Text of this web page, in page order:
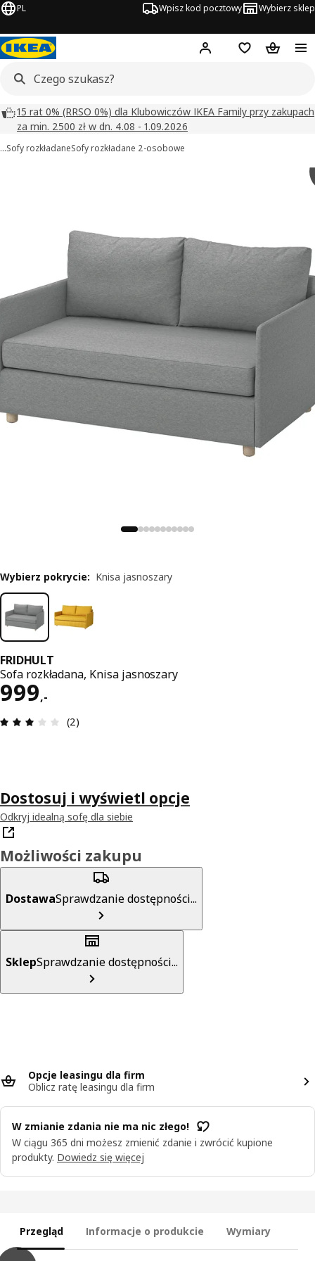
PL Wpisz kod pocztowy Wybierz sklep
Hej! Zaloguj się
Lista zakupowa
Koszyk
15 rat 0% (RRSO 0%) dla Klubowiczów IKEA Family przy zakupach
za min. 2500 zł w dn. 4.08 - 1.09.2026
…Sofy rozkładaneSofy rozkładane 2-osobowe
FRIDHULT
Sofa rozkładana, Knisa jasnoszary
999,-
Cena 999,-
Opinia: 3 na 5 gwiazdki. Recenzje ogółem: 2
(2)
Wybierz pokrycie: Knisa jasnoszary
Dostosuj i wyświetl opcje
Odkryj idealną sofę dla siebie
Możliwości zakupu
DostawaSprawdzanie dostępności...
SklepSprawdzanie dostępności...
Opcje leasingu dla firm
Oblicz ratę leasingu dla firm
W zmianie zdania nie ma nic złego!
W ciągu 365 dni możesz zmienić zdanie i zwrócić kupione
produkty. Dowiedz się więcej
Przegląd Informacje o produkcie Wymiary